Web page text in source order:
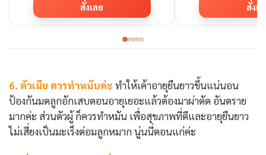
สั่งเลย สั่งเ
6. ตัวเมีย ควรทำหมันค่ะ ทำให้เค้าอายุยืนยาวขึ้นแน่นอน
ป้องกันมดลูกอักเสบตอนอายุเยอะแล้วต้องมาผ่าตัด อันตราย
มากค่ะ ส่วนตัวผู้ ก็ควรทำหมัน เพื่อสุขภาพที่ดีและอายุยืนยาว
ไม่เสี่ยงเป็นมะเร็งต่อมลูกหมาก นู่นนี่ตอนแก่ค่ะ